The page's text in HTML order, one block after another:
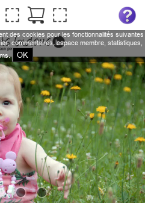
des cookies pour les fonctionnalités suivantes
commentaires, espace membre, statistiques,
OK